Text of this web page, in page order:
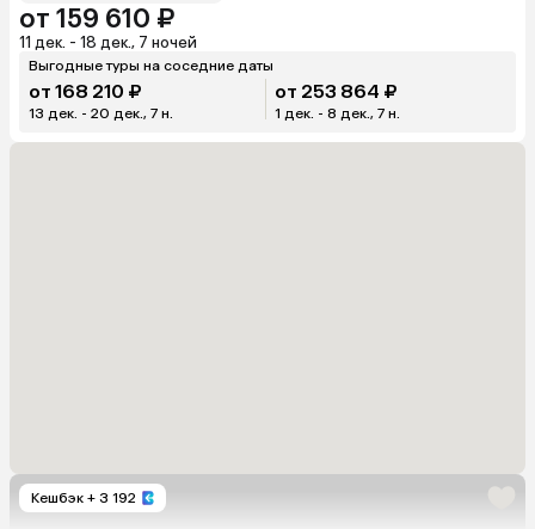
от 159 610 ₽
11 дек. - 18 дек., 7 ночей
Выгодные туры на соседние даты
от 168 210 ₽
13 дек. - 20 дек., 7 н.
от 253 864 ₽
1 дек. - 8 дек., 7 н.
Кешбэк + 3 192